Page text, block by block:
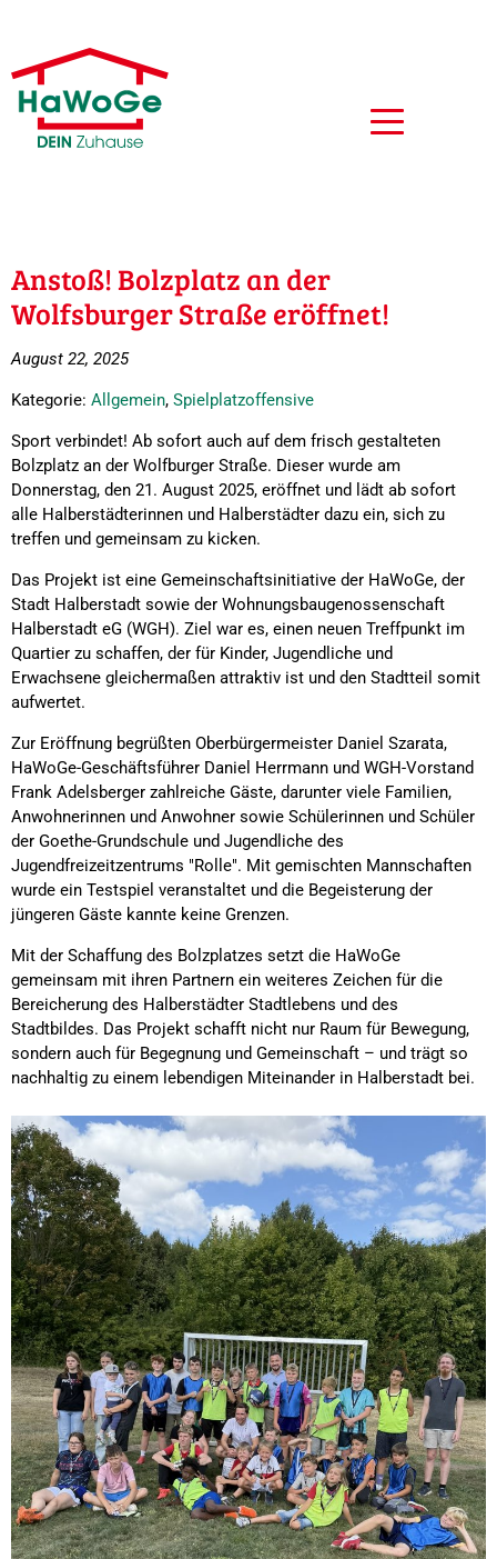
Anstoß! Bolzplatz an der
Wolfsburger Straße eröffnet!
August 22, 2025
Kategorie: Allgemein, Spielplatzoffensive
Sport verbindet! Ab sofort auch auf dem frisch gestalteten
Bolzplatz an der Wolfburger Straße. Dieser wurde am
Donnerstag, den 21. August 2025, eröffnet und lädt ab sofort
alle Halberstädterinnen und Halberstädter dazu ein, sich zu
treffen und gemeinsam zu kicken.
Das Projekt ist eine Gemeinschaftsinitiative der HaWoGe, der
Stadt Halberstadt sowie der Wohnungsbaugenossenschaft
Halberstadt eG (WGH). Ziel war es, einen neuen Treffpunkt im
Quartier zu schaffen, der für Kinder, Jugendliche und
Erwachsene gleichermaßen attraktiv ist und den Stadtteil somit
aufwertet.
Zur Eröffnung begrüßten Oberbürgermeister Daniel Szarata,
HaWoGe-Geschäftsführer Daniel Herrmann und WGH-Vorstand
Frank Adelsberger zahlreiche Gäste, darunter viele Familien,
Anwohnerinnen und Anwohner sowie Schülerinnen und Schüler
der Goethe-Grundschule und Jugendliche des
Jugendfreizeitzentrums "Rolle". Mit gemischten Mannschaften
wurde ein Testspiel veranstaltet und die Begeisterung der
jüngeren Gäste kannte keine Grenzen.
Mit der Schaffung des Bolzplatzes setzt die HaWoGe
gemeinsam mit ihren Partnern ein weiteres Zeichen für die
Bereicherung des Halberstädter Stadtlebens und des
Stadtbildes. Das Projekt schafft nicht nur Raum für Bewegung,
sondern auch für Begegnung und Gemeinschaft – und trägt so
nachhaltig zu einem lebendigen Miteinander in Halberstadt bei.